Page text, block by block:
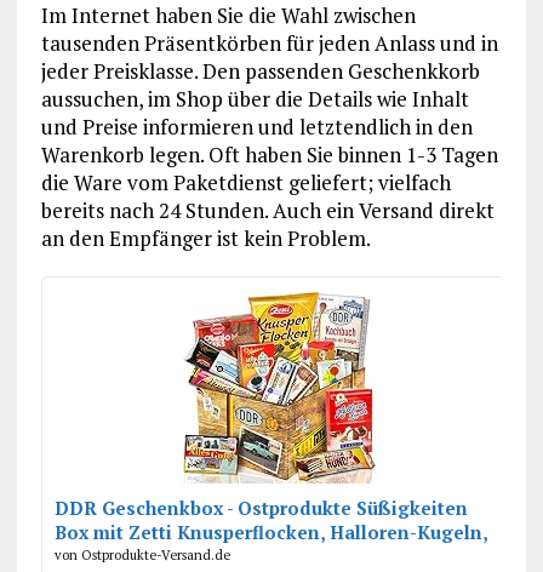
Im Internet haben Sie die Wahl zwischen
tausenden Präsentkörben für jeden Anlass und in
jeder Preisklasse. Den passenden Geschenkkorb
aussuchen, im Shop über die Details wie Inhalt
und Preise informieren und letztendlich in den
Warenkorb legen. Oft haben Sie binnen 1-3 Tagen
die Ware vom Paketdienst geliefert; vielfach
bereits nach 24 Stunden. Auch ein Versand direkt
an den Empfänger ist kein Problem.
DDR Geschenkbox - Ostprodukte Süßigkeiten
Box mit Zetti Knusperflocken, Halloren-Kugeln,
Viba Nougat Stange uvm.
von Ostprodukte-Versand.de